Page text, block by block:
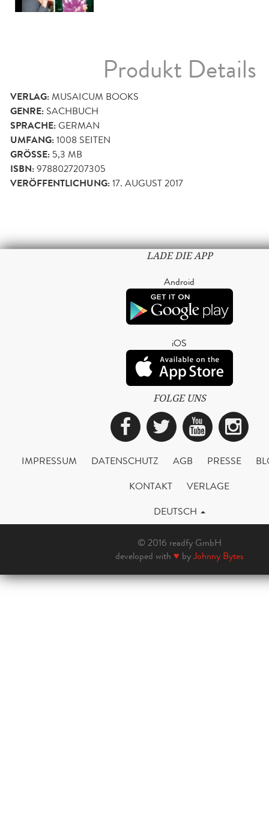
Produkt Details
VERLAG:MUSAICUM BOOKS
GENRE: SACHBUCH
SPRACHE:GERMAN
UMFANG:1008 SEITEN
GRÖSSE: 5,3 MB
ISBN:9788027207305
VERÖFFENTLICHUNG:17. AUGUST 2017
LADE DIE APP
Android
iOS
FOLGE UNS
Facebook
Twitter
IMPRESSUM DATENSCHUTZ AGB PRESSE
KONTAKT
VERLAGE
DEUTSCH
© 2016 readfy GmbH
developed with ♥ byJohnny Bytes